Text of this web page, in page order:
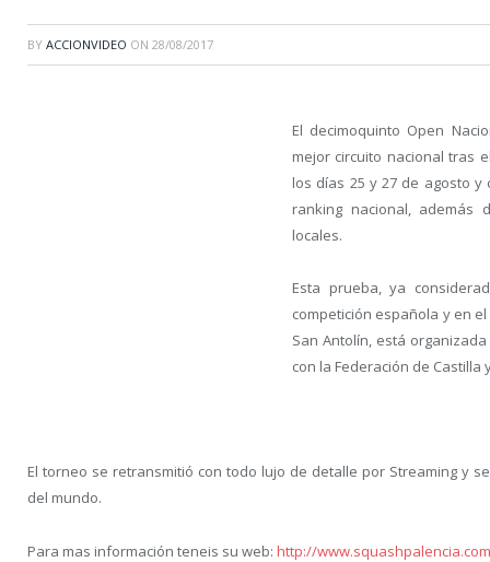
BY ACCIONVIDEO ON 28/08/2017
El decimoquinto Open
mejor circuito nacional tras
los días 25 y 27 de agosto
ranking nacional, además
locales.
Esta prueba, ya
competición española y en
San Antolín, está
con la Federación de Castilla
El torneo se retransmitió con todo lujo de detalle por Streaming y
del mundo.
Para mas información teneis su web: http://www.squashpalencia.com